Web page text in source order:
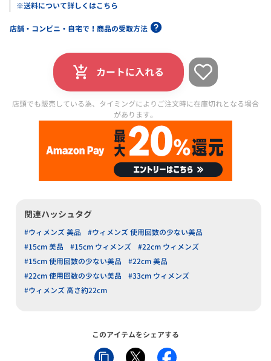
※送料について詳しくはこちら
店舗・コンビニ・自宅で！商品の受取方法
カートに入れる
店頭でも販売している為、タイミングによりご注文時に在庫切れとなる場合
があります。
関連ハッシュタグ
#ウィメンズ 美品
#ウィメンズ 使用回数の少ない美品
#15cm 美品
#15cm ウィメンズ
#22cm ウィメンズ
#15cm 使用回数の少ない美品
#22cm 美品
#22cm 使用回数の少ない美品
#33cm ウィメンズ
#ウィメンズ 高さ約22cm
このアイテムをシェアする